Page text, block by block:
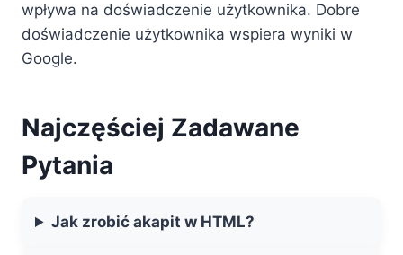
wpływa na doświadczenie użytkownika. Dobre
doświadczenie użytkownika wspiera wyniki w
Google.
Najczęściej Zadawane
Pytania
Jak zrobić akapit w HTML?